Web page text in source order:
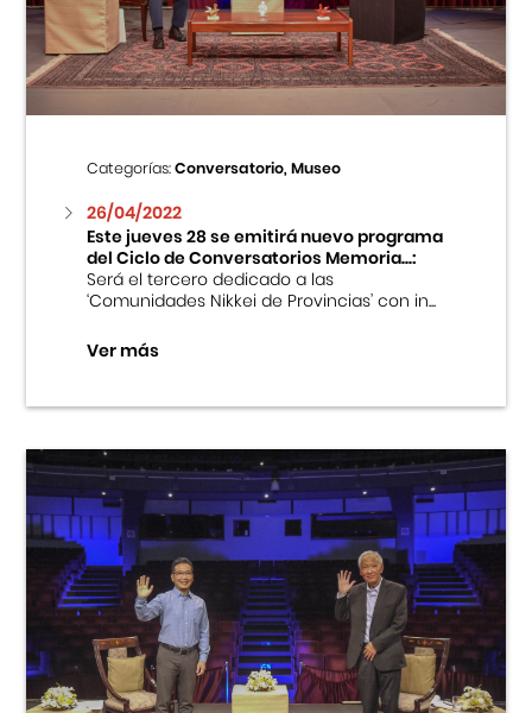
Centro Cultural Peruano Japonés
Museo de la Inmigración Japonesa
Fondo Editorial
Teatro Peruano Japonés
Categorías:Conversatorio, Museo
26/04/2022
Este jueves 28 se emitirá nuevo programa
del Ciclo de Conversatorios Memoria...:
Será el tercero dedicado a las
‘Comunidades Nikkei de Provincias’ con in...
Ver más